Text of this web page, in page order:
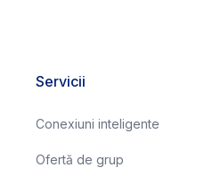
Servicii
Conexiuni inteligente
Ofertă de grup